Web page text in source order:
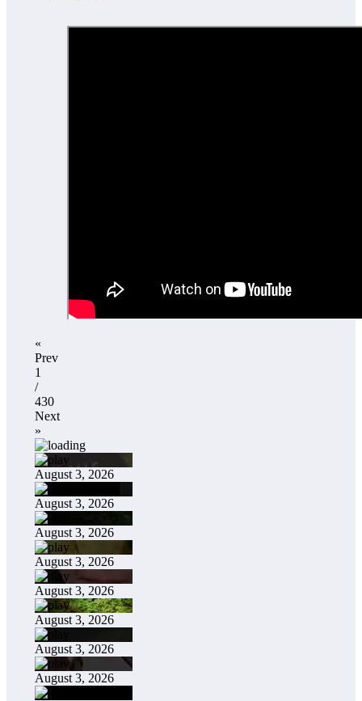
«
Prev
1
/
430
Next
»
August 3, 2026
August 3, 2026
August 3, 2026
August 3, 2026
August 3, 2026
August 3, 2026
August 3, 2026
August 3, 2026